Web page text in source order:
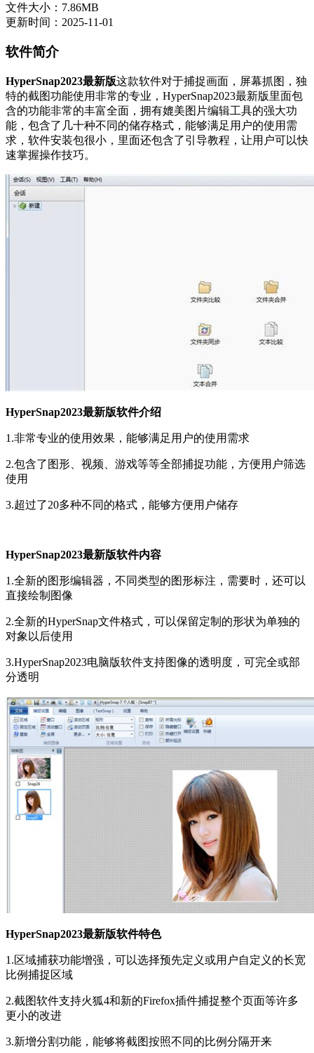
文件大小：7.86MB
更新时间：2025-11-01
软件简介
HyperSnap2023最新版这款软件对于捕捉画面，屏幕抓图，独
特的截图功能使用非常的专业，HyperSnap2023最新版里面包
含的功能非常的丰富全面，拥有媲美图片编辑工具的强大功
能，包含了几十种不同的储存格式，能够满足用户的使用需
求，软件安装包很小，里面还包含了引导教程，让用户可以快
速掌握操作技巧。
HyperSnap2023最新版软件介绍
1.非常专业的使用效果，能够满足用户的使用需求
2.包含了图形、视频、游戏等等全部捕捉功能，方便用户筛选
使用
3.超过了20多种不同的格式，能够方便用户储存
HyperSnap2023最新版软件内容
1.全新的图形编辑器，不同类型的图形标注，需要时，还可以
直接绘制图像
2.全新的HyperSnap文件格式，可以保留定制的形状为单独的
对象以后使用
3.HyperSnap2023电脑版软件支持图像的透明度，可完全或部
分透明
HyperSnap2023最新版软件特色
1.区域捕获功能增强，可以选择预先定义或用户自定义的长宽
比例捕捉区域
2.截图软件支持火狐4和新的Firefox插件捕捉整个页面等许多
更小的改进
3.新增分割功能，能够将截图按照不同的比例分隔开来